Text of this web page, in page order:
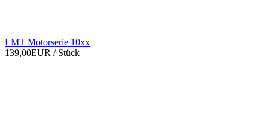
LMT Motorserie 10xx
139,00EUR / Stück